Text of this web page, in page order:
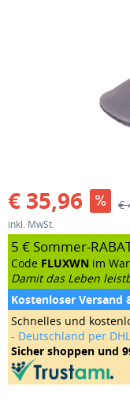
€ 35,96 €
inkl. MwSt.
5 € Sommer-
Code FLUXWN im
Damit das Leben
Kostenloser Versand
Schnelles und
- Deutschland per
Sicher shoppen und